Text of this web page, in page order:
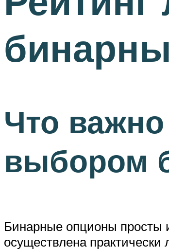
Что
выбором
Бинарные опционы просты
осуществлена